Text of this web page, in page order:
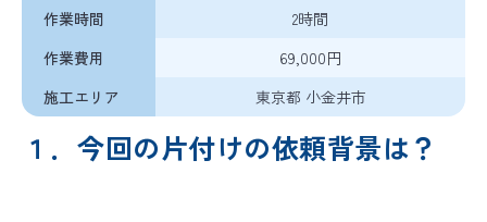
作業時間
作業費用
施工エリア
2時間
69,000円
東京都 小金井市
１．今回の片付けの依頼背景は？